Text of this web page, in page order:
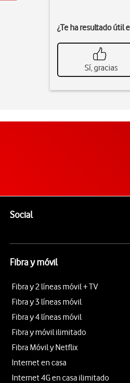
¿Te ha resultado útil
Sí, gracias
SocialEnlaces a las redes
Fibra y móvil
Fibra y 2 líneas móvil + TV
Fibra y 3 líneas móvil
Fibra y 4 líneas móvil
Fibra y móvil ilimitado
Fibra Móvil y Netflix
Internet en casa
Internet 4G en casa ilimitado